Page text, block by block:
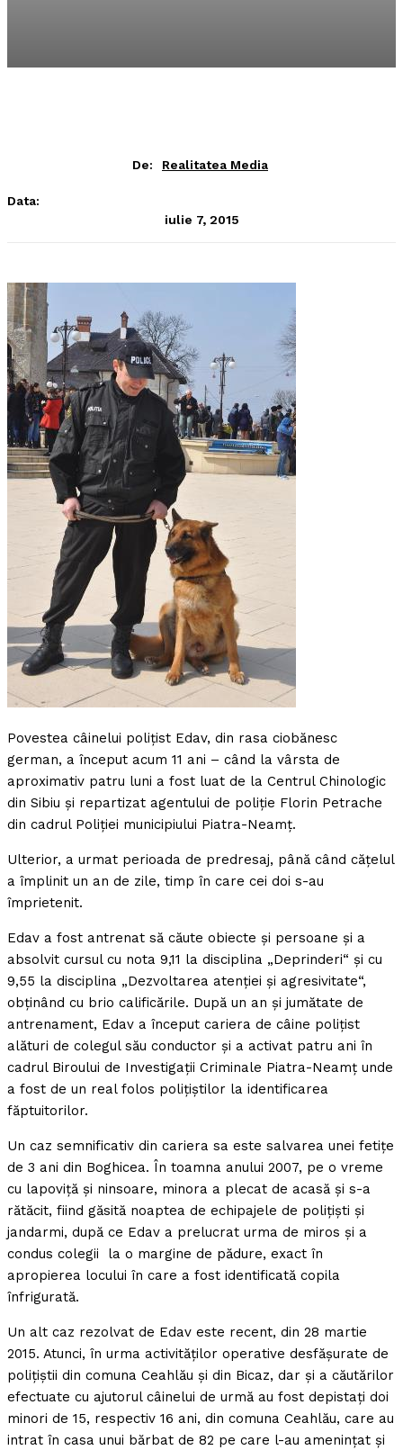
De: Realitatea Media
Data:
iulie 7, 2015
Povestea câinelui poliţist Edav, din rasa ciobănesc
german, a început acum 11 ani – când la vârsta de
aproximativ patru luni a fost luat de la Centrul Chinologic
din Sibiu şi repartizat agentului de poliţie Florin Petrache
din cadrul Poliţiei municipiului Piatra-Neamţ.
Ulterior, a urmat perioada de predresaj, până când căţelul
a împlinit un an de zile, timp în care cei doi s-au
împrietenit.
Edav a fost antrenat să căute obiecte şi persoane şi a
absolvit cursul cu nota 9,11 la disciplina „Deprinderi“ şi cu
9,55 la disciplina „Dezvoltarea atenţiei şi agresivitate“,
obţinând cu brio calificările. După un an şi jumătate de
antrenament, Edav a început cariera de câine poliţist
alături de colegul său conductor şi a activat patru ani în
cadrul Biroului de Investigaţii Criminale Piatra-Neamţ unde
a fost de un real folos poliţiştilor la identificarea
făptuitorilor.
Un caz semnificativ din cariera sa este salvarea unei fetiţe
de 3 ani din Boghicea. În toamna anului 2007, pe o vreme
cu lapoviţă şi ninsoare, minora a plecat de acasă şi s-a
rătăcit, fiind găsită noaptea de echipajele de poliţişti şi
jandarmi, după ce Edav a prelucrat urma de miros şi a
condus colegii la o margine de pădure, exact în
apropierea locului în care a fost identificată copila
înfrigurată.
Un alt caz rezolvat de Edav este recent, din 28 martie
2015. Atunci, în urma activităţilor operative desfăşurate de
poliţiştii din comuna Ceahlău şi din Bicaz, dar şi a căutărilor
efectuate cu ajutorul câinelui de urmă au fost depistaţi doi
minori de 15, respectiv 16 ani, din comuna Ceahlău, care au
intrat în casa unui bărbat de 82 pe care l-au ameninţat şi